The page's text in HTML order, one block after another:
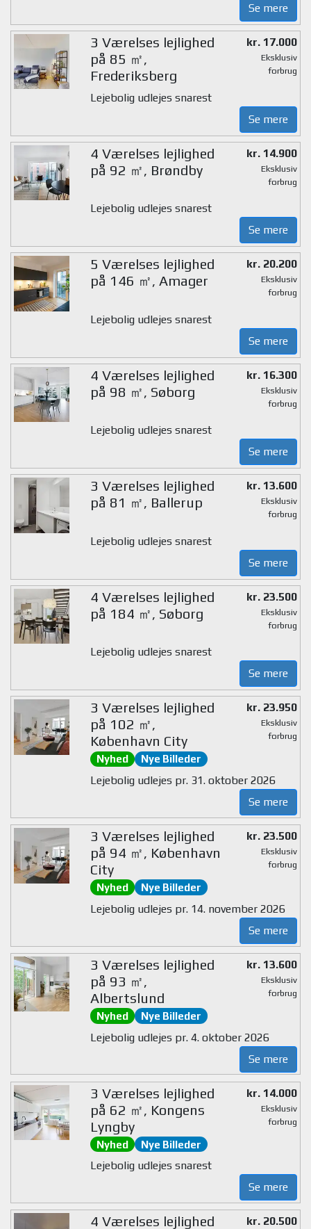
Se mere
3 Værelses lejlighed
på 85 ㎡,
Frederiksberg
kr. 17.000
Eksklusiv
forbrug
Lejebolig udlejes snarest
Se mere
4 Værelses lejlighed
på 92 ㎡, Brøndby
kr. 14.900
Eksklusiv
forbrug
Lejebolig udlejes snarest
Se mere
5 Værelses lejlighed
på 146 ㎡, Amager
kr. 20.200
Eksklusiv
forbrug
Lejebolig udlejes snarest
Se mere
4 Værelses lejlighed
på 98 ㎡, Søborg
kr. 16.300
Eksklusiv
forbrug
Lejebolig udlejes snarest
Se mere
3 Værelses lejlighed
på 81 ㎡, Ballerup
kr. 13.600
Eksklusiv
forbrug
Lejebolig udlejes snarest
Se mere
4 Værelses lejlighed
på 184 ㎡, Søborg
kr. 23.500
Eksklusiv
forbrug
Lejebolig udlejes snarest
Se mere
3 Værelses lejlighed
på 102 ㎡,
København City
Nyhed Nye Billeder
kr. 23.950
Eksklusiv
forbrug
Lejebolig udlejes pr. 31. oktober 2026
Se mere
3 Værelses lejlighed
på 94 ㎡, København
City
Nyhed Nye Billeder
kr. 23.500
Eksklusiv
forbrug
Lejebolig udlejes pr. 14. november 2026
Se mere
3 Værelses lejlighed
på 93 ㎡,
Albertslund
Nyhed Nye Billeder
kr. 13.600
Eksklusiv
forbrug
Lejebolig udlejes pr. 4. oktober 2026
Se mere
3 Værelses lejlighed
på 62 ㎡, Kongens
Lyngby
Nyhed Nye Billeder
kr. 14.000
Eksklusiv
forbrug
Lejebolig udlejes snarest
Se mere
4 Værelses lejlighed kr. 20.500